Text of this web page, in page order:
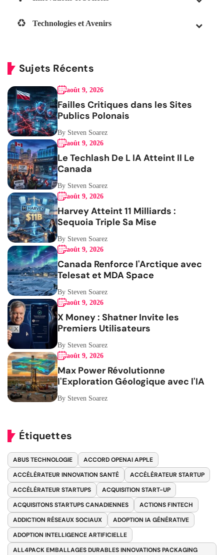
Technologies et Avenirs
Sujets Récents
août 9, 2026
Failles Critiques dans les Sites
Publics Polonais
By Steven Soarez
août 9, 2026
Le Techlash De L IA Atteint Il Le
Canada
By Steven Soarez
août 9, 2026
Harvey Atteint 11 Milliards :
Sequoia Triple Sa Mise
By Steven Soarez
août 9, 2026
Canada Renforce l'Arctique avec
Telesat et MDA Space
By Steven Soarez
août 9, 2026
X Money : Shatner Invite les
Premiers Utilisateurs
By Steven Soarez
août 9, 2026
Max Power Révolutionne
l'Exploration Géologique avec l'IA
By Steven Soarez
Étiquettes
ABUS TECHNOLOGIE
ACCORD OPENAI APPLE
ACCÉLÉRATEUR INNOVATION SANTÉ
ACCÉLÉRATEUR STARTUP
ACCÉLÉRATEUR STARTUPS
ACQUISITION START-UP
ACQUISITONS STARTUPS CANADIENNES
ACTIONS FINTECH
ADDICTION RÉSEAUX SOCIAUX
ADOPTION IA GÉNÉRATIVE
ADOPTION INTELLIGENCE ARTIFICIELLE
ALL4PACK EMBALLAGES DURABLES INNOVATIONS PACKAGING